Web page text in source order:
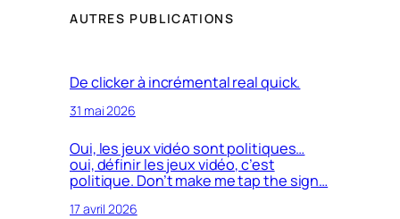
AUTRES PUBLICATIONS
De clicker à incrémental real quick.
31 mai 2026
Oui, les jeux vidéo sont politiques…
oui, définir les jeux vidéo, c’est
politique. Don’t make me tap the sign…
17 avril 2026